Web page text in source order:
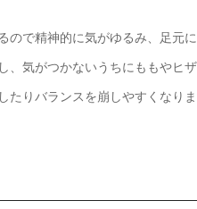
ので精神的に気がゆるみ、足元
、気がつかないうちにももやヒ
たりバランスを崩しやすくなり